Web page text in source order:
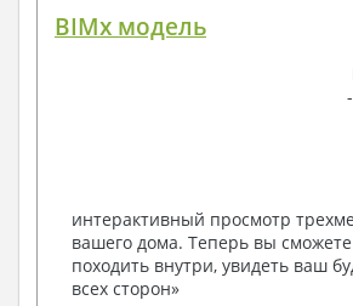
Условные обозначения с
Аксонометрическая схема
Условные обозначения и
Принципиальная схема ВРУ
План сетей освещения, план
Схема системы уравнения
BIMx модель
-
интерактивный просмотр
вашего дома. Теперь вы сможете
походить внутри, увидеть ваш
всех сторон»